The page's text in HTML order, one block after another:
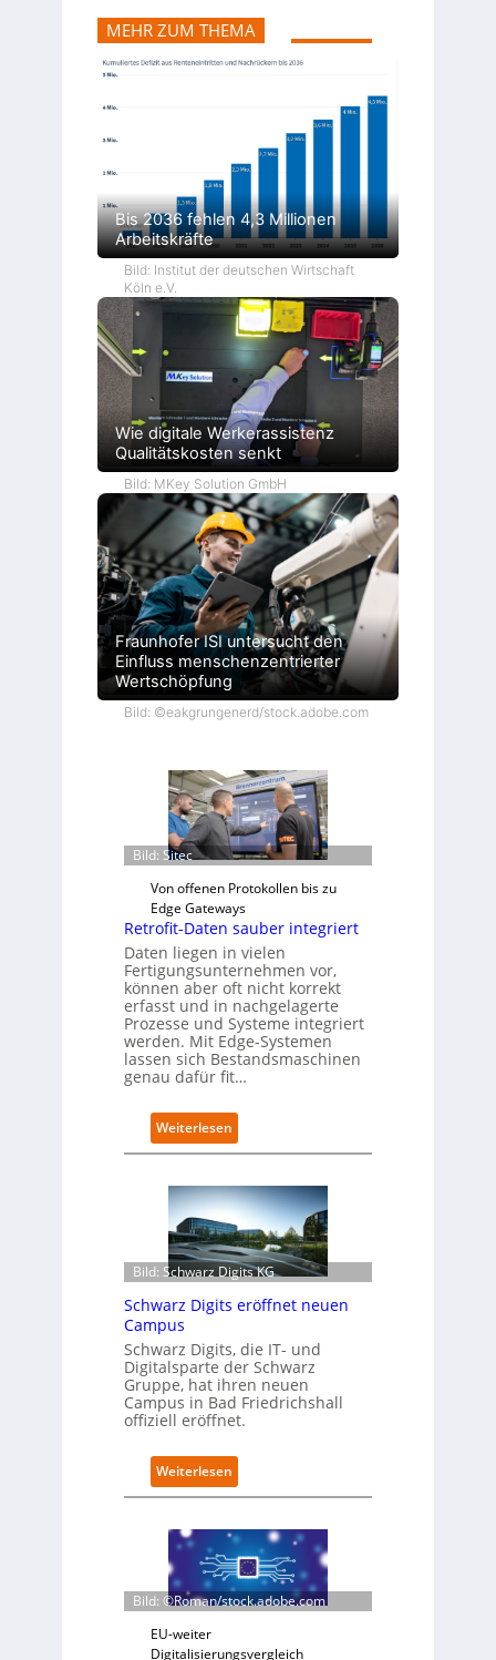
MEHR ZUM THEMA
Bis 2036 fehlen 4,3 Millionen
Arbeitskräfte
Bild: Institut der deutschen Wirtschaft
Köln e.V.
Wie digitale Werkerassistenz
Qualitätskosten senkt
Bild: MKey Solution GmbH
Fraunhofer ISI untersucht den
Einfluss menschenzentrierter
Wertschöpfung
Bild: ©eakgrungenerd/stock.adobe.com
Bild: Sitec
Von offenen Protokollen bis zu
Edge Gateways
Retrofit-Daten sauber integriert
Daten liegen in vielen
Fertigungsunternehmen vor,
können aber oft nicht korrekt
erfasst und in nachgelagerte
Prozesse und Systeme integriert
werden. Mit Edge-Systemen
lassen sich Bestandsmaschinen
genau dafür fit…
Weiterlesen:
R
t
r
o
f
i
t
-
a
t
e
n
s
u
b
r
i
n
t
e
Bild: Schwarz Digits KG
Schwarz Digits eröffnet neuen
Campus
Schwarz Digits, die IT- und
Digitalsparte der Schwarz
Gruppe, hat ihren neuen
Campus in Bad Friedrichshall
offiziell eröffnet.
Weiterlesen:
S
h
a
r
z
i
Bild: ©Roman/stock.adobe.com
EU-weiter
Digitalisierungsvergleich